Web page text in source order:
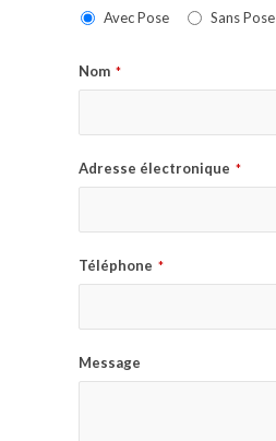
Avec Pose Sans Pose
Nom *
Adresse électronique *
Téléphone *
Message